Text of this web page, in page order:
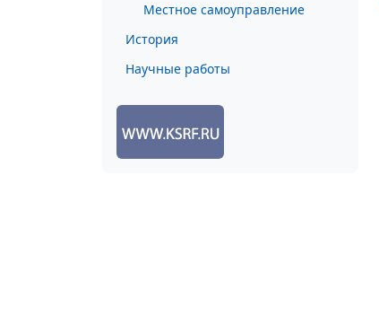
Местное самоуправление
История
Научные работы